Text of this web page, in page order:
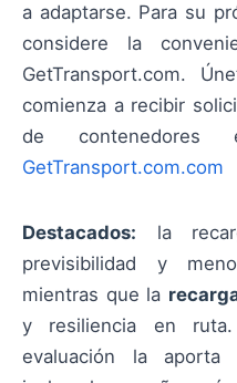
a adaptarse. Para su
considere la
GetTransport.com.
comienza a recibir
de
GetTransport.com.com
Destacados: la
previsibilidad y
mientras que la
y resiliencia en
evaluación la aporta